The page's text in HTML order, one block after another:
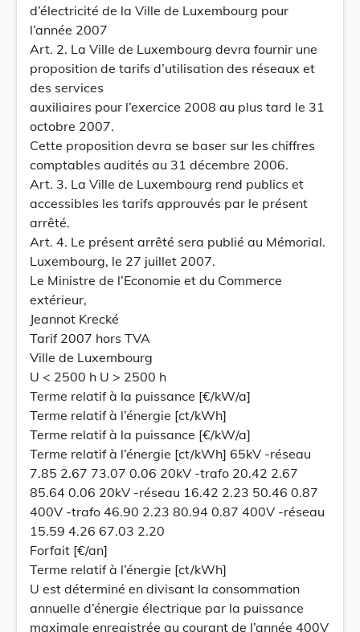
d’électricité de la Ville de Luxembourg pour
l’année 2007
Art. 2. La Ville de Luxembourg devra fournir une
proposition de tarifs d’utilisation des réseaux et
des services
auxiliaires pour l’exercice 2008 au plus tard le 31
octobre 2007.
Cette proposition devra se baser sur les chiffres
comptables audités au 31 décembre 2006.
Art. 3. La Ville de Luxembourg rend publics et
accessibles les tarifs approuvés par le présent
arrêté.
Art. 4. Le présent arrêté sera publié au Mémorial.
Luxembourg, le 27 juillet 2007.
Le Ministre de l’Economie et du Commerce
extérieur,
Jeannot Krecké
Tarif 2007 hors TVA
Ville de Luxembourg
U < 2500 h U > 2500 h
Terme relatif à la puissance [€/kW/a]
Terme relatif à l’énergie [ct/kWh]
Terme relatif à la puissance [€/kW/a]
Terme relatif à l’énergie [ct/kWh] 65kV -réseau
7.85 2.67 73.07 0.06 20kV -trafo 20.42 2.67
85.64 0.06 20kV -réseau 16.42 2.23 50.46 0.87
400V -trafo 46.90 2.23 80.94 0.87 400V -réseau
15.59 4.26 67.03 2.20
Forfait [€/an]
Terme relatif à l’énergie [ct/kWh]
U est déterminé en divisant la consommation
annuelle d’énergie électrique par la puissance
maximale enregistrée au courant de l’année 400V